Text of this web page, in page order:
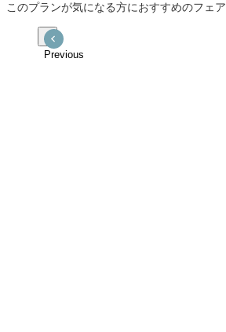
このプランが気になる方におすすめのフェア
Previous